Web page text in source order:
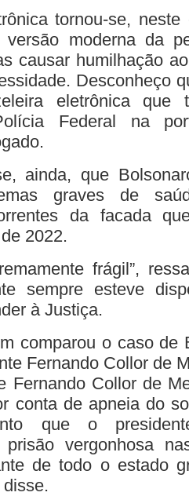
tornou-se,
moderna da
causar humilhação
Desconheço
eletrônica que
Federal na
ainda, que
graves de
da facada
2022.
frágil”,
sempre esteve
à Justiça.
comparou o caso de
Fernando Collor de
Fernando Collor de
conta de apneia do
que o
vergonhosa
de todo o estado